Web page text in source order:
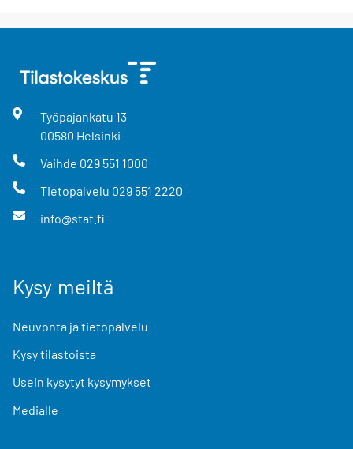
Työpajankatu 13
00580 Helsinki
Vaihde 029 551 1000
Tietopalvelu 029 551 2220
info@stat.fi
Kysy meiltä
Neuvonta ja tietopalvelu
Kysy tilastoista
Usein kysytyt kysymykset
Medialle